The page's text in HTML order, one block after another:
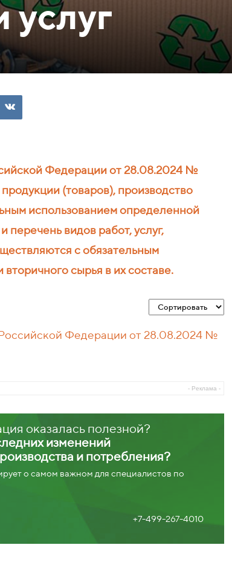
услуг
Федерации от 28.08.2024№
(товаров), производство
использованием определенной
перечень видов работ, услуг,
с обязательным
сырья в их составе.
Федерации от 28.08.2024 №
- Реклама -
оказалась полезной?
изменений
и потребления?
о самом важном для специалистов по
+7-499-267-4010